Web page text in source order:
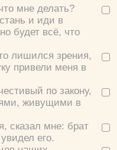
мне делать?
и иди в
будет всё, что
лишился зрения,
привели меня в
по закону,
живущими в
сказал мне: брат
его.